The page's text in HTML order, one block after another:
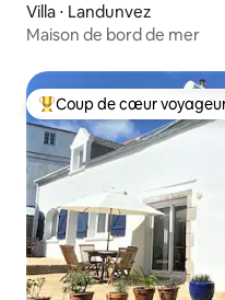
Villa ⋅ Landunvez
Maison de bord de mer
Coups de cœur voyageurs
Coup de cœur